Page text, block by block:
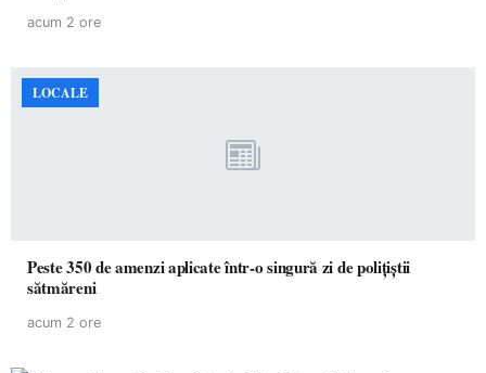
acum 2 ore
LOCALE
Peste 350 de amenzi aplicate într-o singură zi de polițiștii
sătmăreni
acum 2 ore